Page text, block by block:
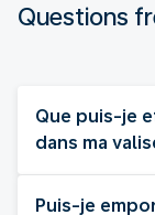
Questions
Que puis-je
dans ma
Puis-je